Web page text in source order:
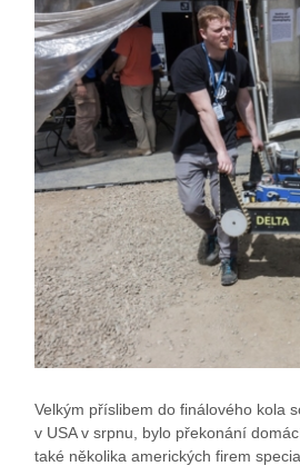
Velkým příslibem do finálového kola
v USA v srpnu, bylo překonání
také několika amerických firem